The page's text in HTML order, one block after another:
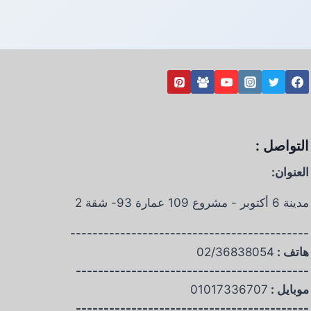
التواصل :
العنوان:
مدينة 6 أكتوبر - مشروع 109 عمارة 93- شقة 2
-------------------------------------------
هاتف : 02/36838054
------------------------------------------
موبايل : 01017336707
------------------------------------------